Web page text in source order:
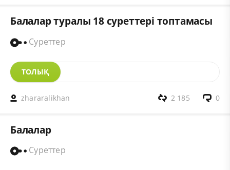
Балалар туралы 18 суреттері топтамасы
Суреттер
ТОЛЫҚ
zhararalikhan 0
2 185
Балалар
Суреттер